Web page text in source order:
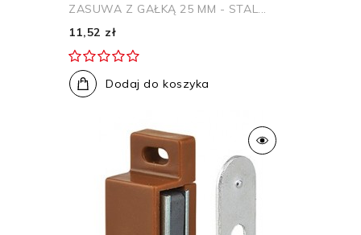
ZASUWA Z GAŁKĄ 25 MM - STAL...
11,52 zł
Dodaj do koszyka